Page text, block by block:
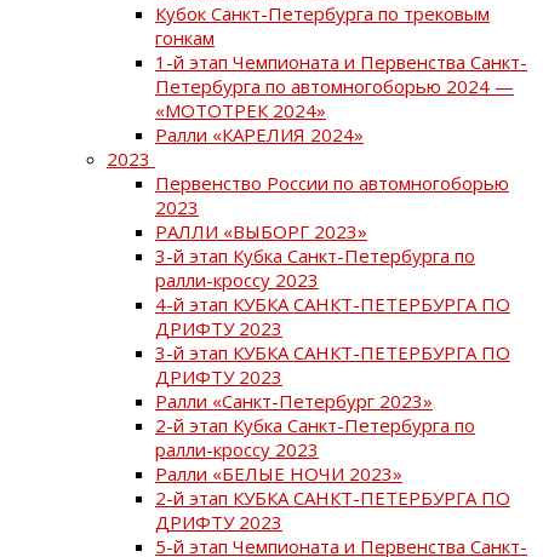
Кубок Санкт-Петербурга по трековым
гонкам
1-й этап Чемпионата и Первенства Санкт-
Петербурга по автомногоборью 2024 —
«МОТОТРЕК 2024»
Ралли «КАРЕЛИЯ 2024»
2023
Первенство России по автомногоборью
2023
РАЛЛИ «ВЫБОРГ 2023»
3-й этап Кубка Санкт-Петербурга по
ралли-кроссу 2023
4-й этап КУБКА САНКТ-ПЕТЕРБУРГА ПО
ДРИФТУ 2023
3-й этап КУБКА САНКТ-ПЕТЕРБУРГА ПО
ДРИФТУ 2023
Ралли «Санкт-Петербург 2023»
2-й этап Кубка Санкт-Петербурга по
ралли-кроссу 2023
Ралли «БЕЛЫЕ НОЧИ 2023»
2-й этап КУБКА САНКТ-ПЕТЕРБУРГА ПО
ДРИФТУ 2023
5-й этап Чемпионата и Первенства Санкт-